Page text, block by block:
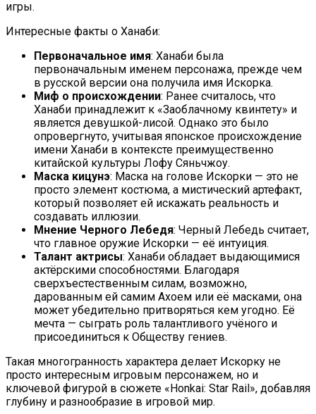
игры.
Интересные факты о Ханаби:
Первоначальное имя: Ханаби была
первоначальным именем персонажа, прежде чем
в русской версии она получила имя Искорка.
Миф о происхождении: Ранее считалось, что
Ханаби принадлежит к «Заоблачному квинтету» и
является девушкой-лисой. Однако это было
опровергнуто, учитывая японское происхождение
имени Ханаби в контексте преимущественно
китайской культуры Лофу Сяньчжоу.
Маска кицунэ: Маска на голове Искорки — это не
просто элемент костюма, а мистический артефакт,
который позволяет ей искажать реальность и
создавать иллюзии.
Мнение Черного Лебедя: Черный Лебедь считает,
что главное оружие Искорки — её интуиция.
Талант актрисы: Ханаби обладает выдающимися
актёрскими способностями. Благодаря
сверхъестественным силам, возможно,
дарованным ей самим Ахоем или её масками, она
может убедительно притворяться кем угодно. Её
мечта — сыграть роль талантливого учёного и
присоединиться к Обществу гениев.
Такая многогранность характера делает Искорку не
просто интересным игровым персонажем, но и
ключевой фигурой в сюжете «Honkai: Star Rail», добавляя
глубину и разнообразие в игровой мир.